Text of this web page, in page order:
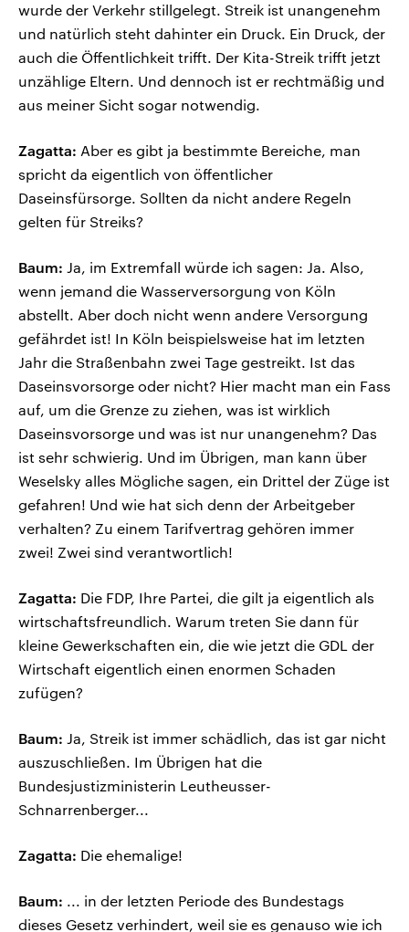
wurde der Verkehr stillgelegt. Streik ist unangenehm
und natürlich steht dahinter ein Druck. Ein Druck, der
auch die Öffentlichkeit trifft. Der Kita-Streik trifft jetzt
unzählige Eltern. Und dennoch ist er rechtmäßig und
aus meiner Sicht sogar notwendig.
Zagatta: Aber es gibt ja bestimmte Bereiche, man
spricht da eigentlich von öffentlicher
Daseinsfürsorge. Sollten da nicht andere Regeln
gelten für Streiks?
Baum: Ja, im Extremfall würde ich sagen: Ja. Also,
wenn jemand die Wasserversorgung von Köln
abstellt. Aber doch nicht wenn andere Versorgung
gefährdet ist! In Köln beispielsweise hat im letzten
Jahr die Straßenbahn zwei Tage gestreikt. Ist das
Daseinsvorsorge oder nicht? Hier macht man ein Fass
auf, um die Grenze zu ziehen, was ist wirklich
Daseinsvorsorge und was ist nur unangenehm? Das
ist sehr schwierig. Und im Übrigen, man kann über
Weselsky alles Mögliche sagen, ein Drittel der Züge ist
gefahren! Und wie hat sich denn der Arbeitgeber
verhalten? Zu einem Tarifvertrag gehören immer
zwei! Zwei sind verantwortlich!
Zagatta: Die FDP, Ihre Partei, die gilt ja eigentlich als
wirtschaftsfreundlich. Warum treten Sie dann für
kleine Gewerkschaften ein, die wie jetzt die GDL der
Wirtschaft eigentlich einen enormen Schaden
zufügen?
Baum: Ja, Streik ist immer schädlich, das ist gar nicht
auszuschließen. Im Übrigen hat die
Bundesjustizministerin Leutheusser-
Schnarrenberger...
Zagatta: Die ehemalige!
Baum: ... in der letzten Periode des Bundestags
dieses Gesetz verhindert, weil sie es genauso wie ich